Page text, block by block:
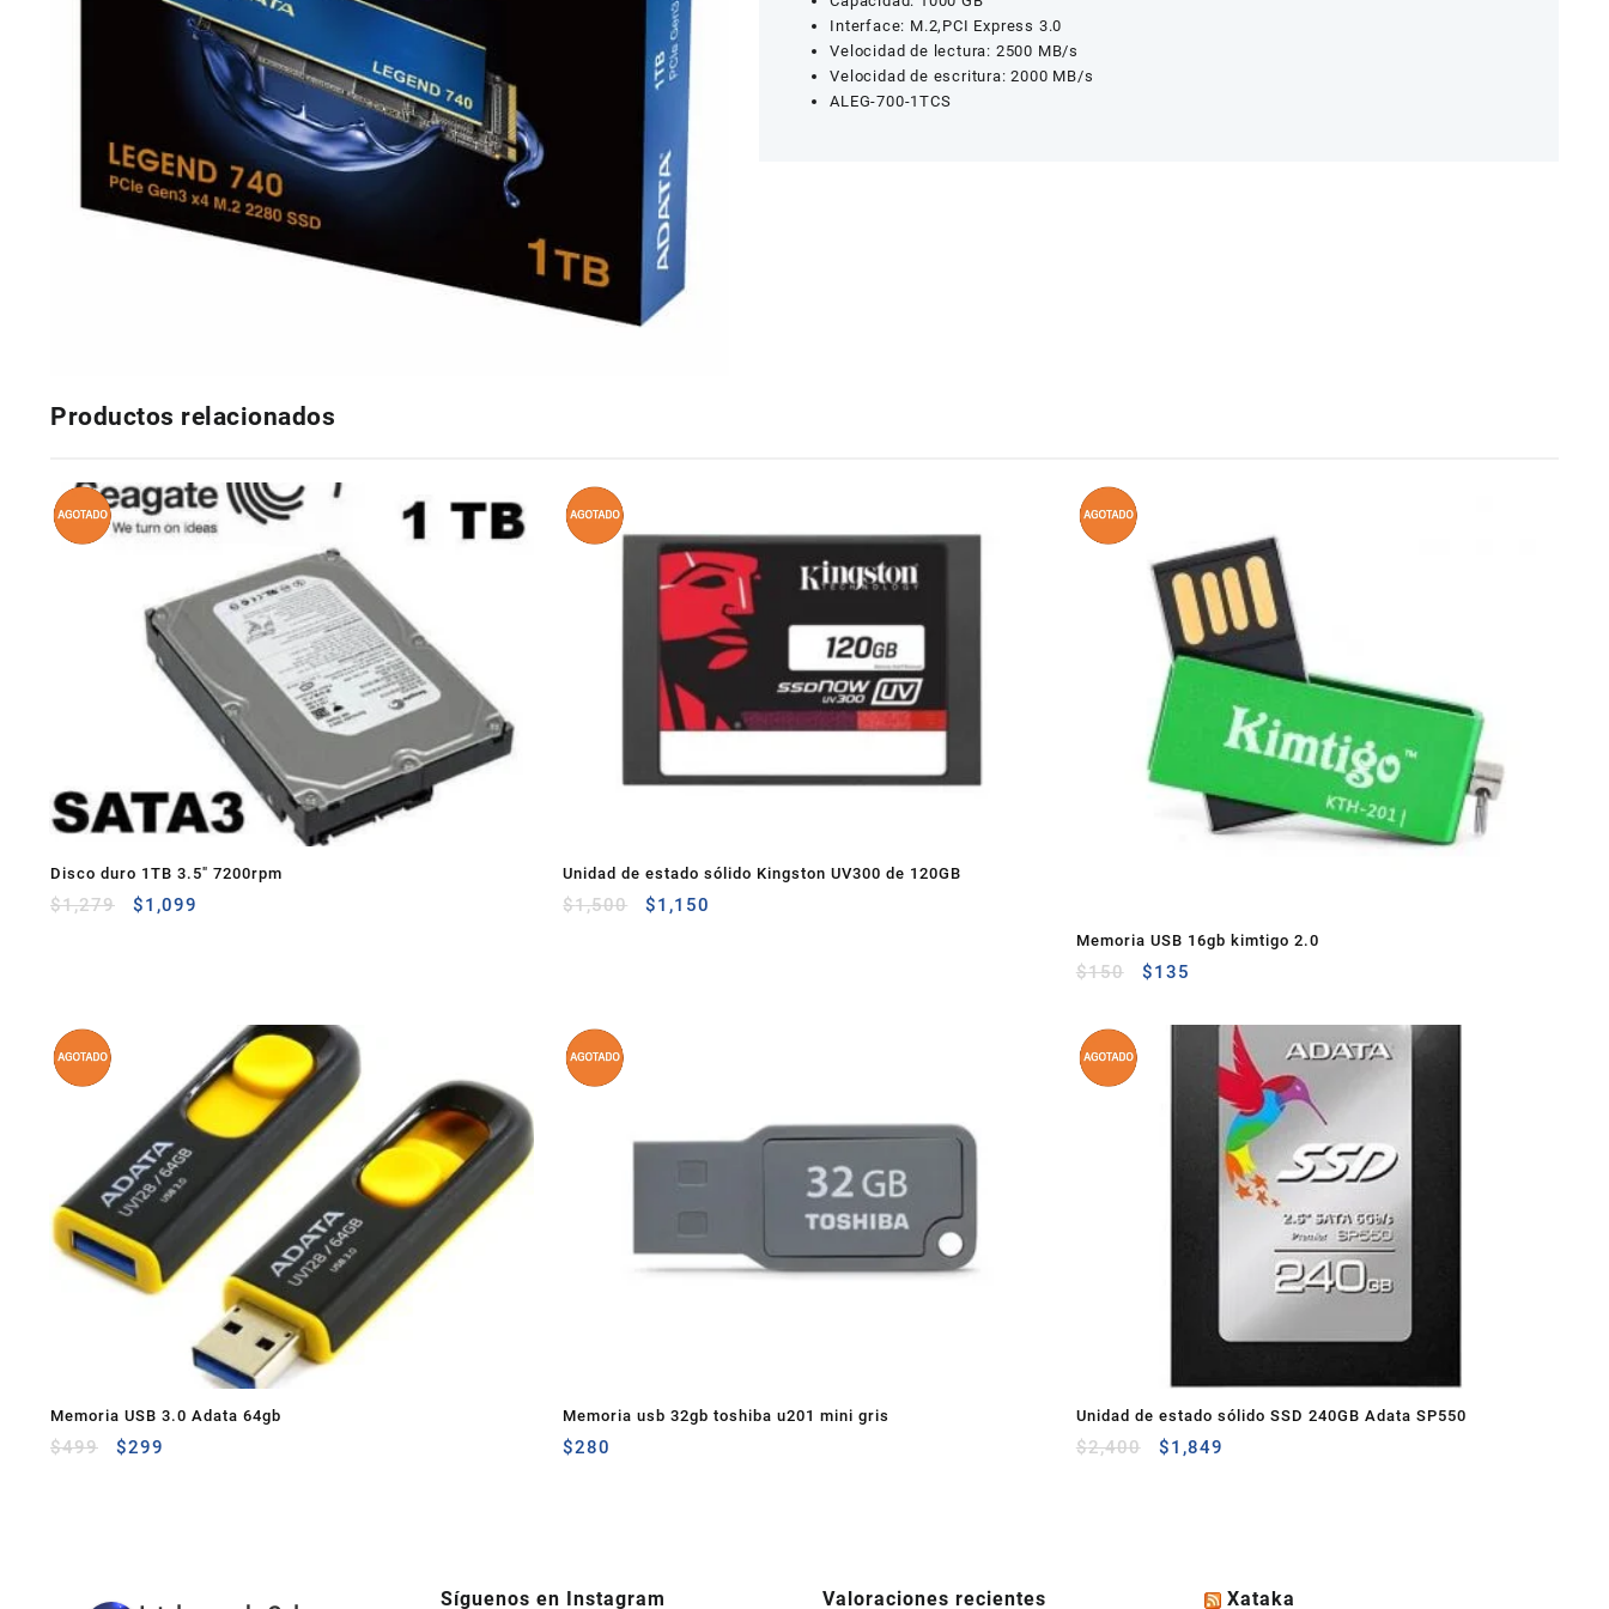
Interface: M.2,PCI Express 3.0
Velocidad de lectura: 2500 MB/s
Velocidad de escritura: 2000 MB/s
ALEG-700-1TCS
Productos relacionados
Disco duro 1TB 3.5″ 7200rpm
$1,279 $1,099
Unidad de estado sólido Kingston UV300 de 120GB
$1,500 $1,150
Memoria USB 16gb kimtigo 2.0
$150 $135
Memoria USB 3.0 Adata 64gb
$499 $299
Memoria usb 32gb toshiba u201 mini gris
$280
Unidad de estado sólido SSD 240GB Adata SP550
$2,400 $1,849
Síguenos en Instagram Valoraciones recientes Xataka